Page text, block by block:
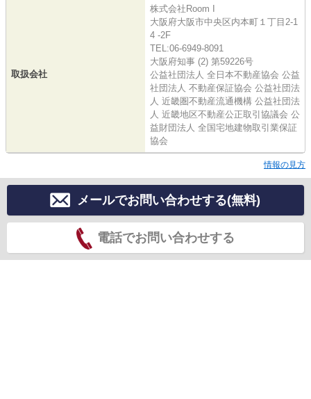
取扱会社
株式会社Room I
大阪府大阪市中央区内本町１丁目2-1
4 -2F
TEL:06-6949-8091
大阪府知事 (2) 第59226号
公益社団法人 全日本不動産協会 公益
社団法人 不動産保証協会 公益社団法
人 近畿圏不動産流通機構 公益社団法
人 近畿地区不動産公正取引協議会 公
益財団法人 全国宅地建物取引業保証
協会
情報の見方
メールでお問い合わせする(無料)
電話でお問い合わせする